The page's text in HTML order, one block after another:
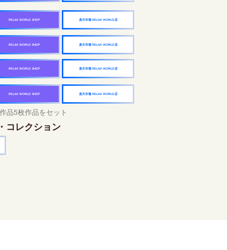
楽天市場 RELAX WORLD店
RELAX WORLD SHOP
楽天市場 RELAX WORLD店
RELAX WORLD SHOP
楽天市場 RELAX WORLD店
RELAX WORLD SHOP
楽天市場 RELAX WORLD店
RELAX WORLD SHOP
品5枚作品をセット
コレクション